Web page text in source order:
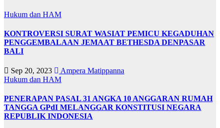
Hukum dan HAM
KONTROVERSI SURAT WASIAT PEMICU KEGADUHAN
PENGGEMBALAAN JEMAAT BETHESDA DENPASAR
BALI
Sep 20, 2023
Ampera Matippanna
Hukum dan HAM
PENERAPAN PASAL 31 ANGKA 10 ANGGARAN RUMAH
TANGGA GPdI MELANGGAR KONSTITUSI NEGARA
REPUBLIK INDONESIA